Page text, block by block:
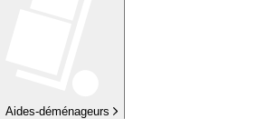
Aides-déménageurs